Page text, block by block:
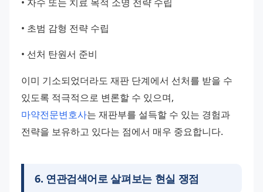
• 초범 감형 전략 수립
• 선처 탄원서 준비
이미 기소되었더라도 재판 단계에서 선처를 받을 수
마약전문변호사는 재판부를 설득할 수 있는 경험과
전략을 보유하고 있다는 점에서 매우 중요합니다.
6. 연관검색어로 살펴보는 현실 쟁점